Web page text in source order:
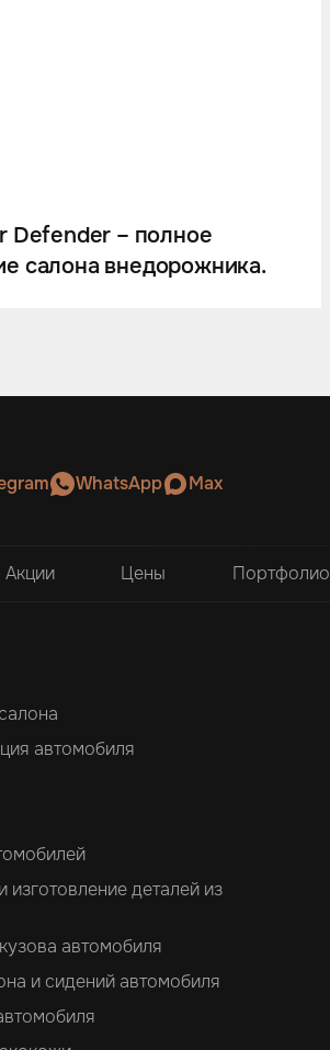
Defender – полное
салона внедорожника.
WhatsApp Max
Акции Цены Портфолио
автомобиля
изготовление деталей из
автомобиля
и сидений автомобиля